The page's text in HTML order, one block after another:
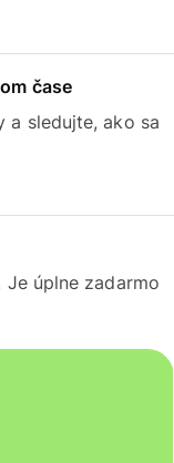
čase
a sledujte, ako sa
Je úplne zadarmo